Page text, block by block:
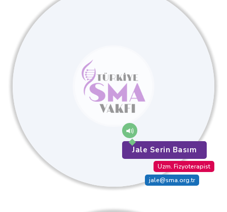
Jale Serin Basım
Uzm. Fizyoterapist
jale@sma.org.tr